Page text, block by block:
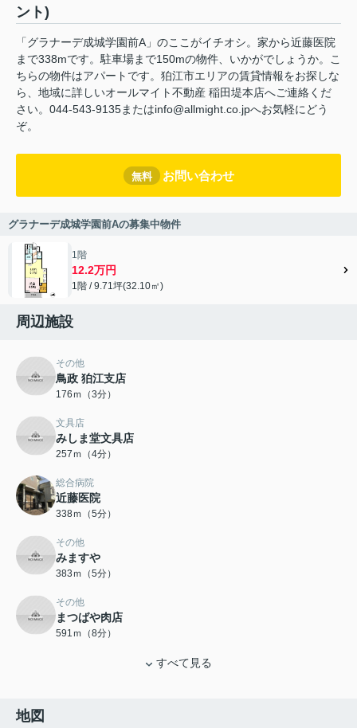
ント)
「グラナーデ成城学園前A」のここがイチオシ。家から近藤医院
まで338mです。駐車場まで150mの物件、いかがでしょうか。こ
ちらの物件はアパートです。狛江市エリアの賃貸情報をお探しな
ら、地域に詳しいオールマイト不動産 稲田堤本店へご連絡くだ
さい。044-543-9135またはinfo@allmight.co.jpへお気軽にどう
ぞ。
無料 お問い合わせ
グラナーデ成城学園前Aの募集中物件
1階
12.2万円
1階 / 9.71坪(32.10㎡)
周辺施設
その他
鳥政 狛江支店
176ｍ（3分）
文具店
みしま堂文具店
257ｍ（4分）
総合病院
近藤医院
338ｍ（5分）
その他
みますや
383ｍ（5分）
その他
まつばや肉店
591ｍ（8分）
すべて見る
地図